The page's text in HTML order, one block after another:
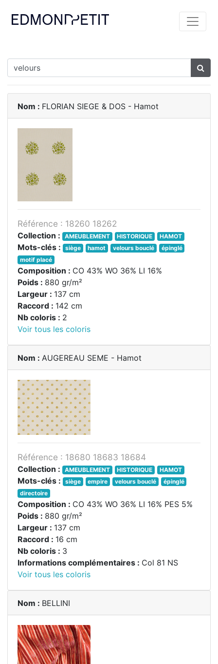
Nom : FLORIAN SIEGE & DOS - Hamot
Référence : 18260 18262
Collection : AMEUBLEMENT HISTORIQUE HAMOT
Mots-clés : siège hamot velours bouclé
épinglé
motif placé
Composition : CO 43% WO 36% LI 16%
Poids : 880 gr/m²
Largeur : 137 cm
Raccord : 142 cm
Nb coloris : 2
Voir tous les coloris
Nom : AUGEREAU SEME - Hamot
Référence : 18680 18683 18684
Collection : AMEUBLEMENT HISTORIQUE HAMOT
Mots-clés : siège empire velours bouclé
épinglé
directoire
Composition : CO 43% WO 36% LI 16% PES 5%
Poids : 880 gr/m²
Largeur : 137 cm
Raccord : 16 cm
Nb coloris : 3
Informations complémentaires : Col 81 NS
Voir tous les coloris
Nom : BELLINI